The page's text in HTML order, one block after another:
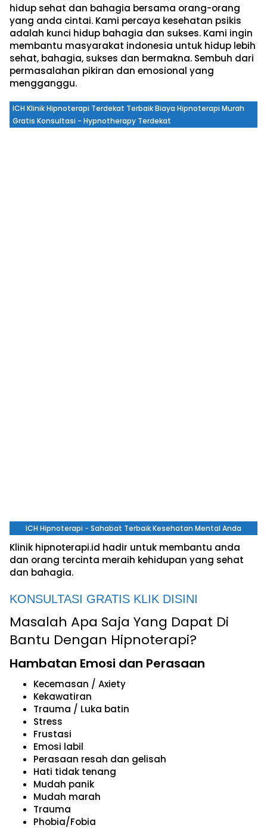
hidup sehat dan bahagia bersama orang-orang
yang anda cintai. Kami percaya kesehatan psikis
adalah kunci hidup bahagia dan sukses. Kami ingin
membantu masyarakat indonesia untuk hidup lebih
sehat, bahagia, sukses dan bermakna. Sembuh dari
permasalahan pikiran dan emosional yang
mengganggu.
ICH Klinik Hipnoterapi Terdekat Terbaik Biaya Hipnoterapi Murah
Gratis Konsultasi - Hypnotherapy Terdekat
ICH Hipnoterapi - Sahabat Terbaik Kesehatan Mental Anda
Klinik hipnoterapi.id hadir untuk membantu anda
dan orang tercinta meraih kehidupan yang sehat
dan bahagia.
KONSULTASI GRATIS KLIK DISINI
Masalah Apa Saja Yang Dapat Di
Bantu Dengan Hipnoterapi?
Hambatan Emosi dan Perasaan
Kecemasan / Axiety
Kekawatiran
Trauma / Luka batin
Stress
Frustasi
Emosi labil
Perasaan resah dan gelisah
Hati tidak tenang
Mudah panik
Mudah marah
Trauma
Phobia/Fobia